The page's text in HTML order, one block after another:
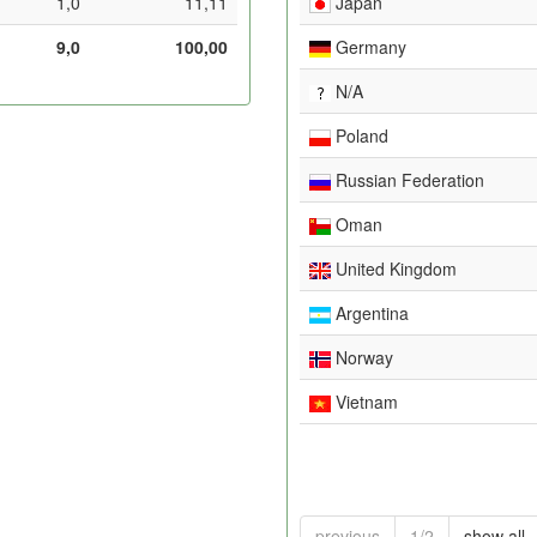
9,0
100,00
Germany
N/A
Poland
Russian Federation
Oman
United Kingdom
Argentina
Norway
Vietnam